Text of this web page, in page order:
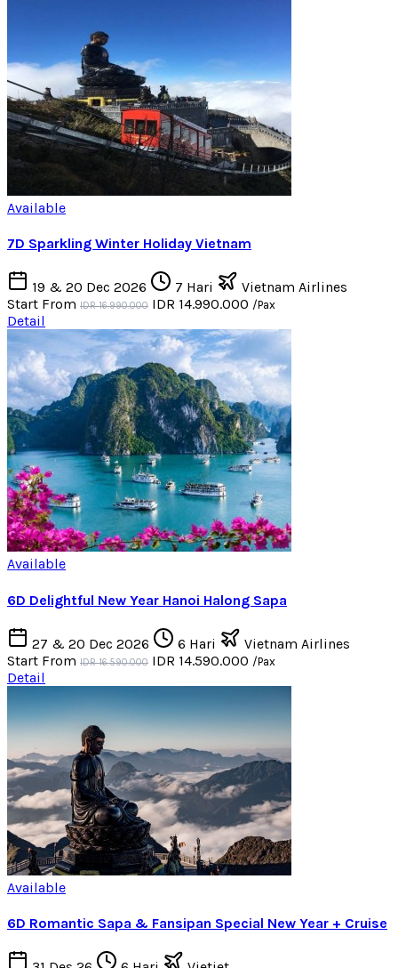
Available
7D Sparkling Winter Holiday Vietnam
19 & 20 Dec 2026 7 Hari
Vietnam Airlines
Start From IDR 16.990.000 IDR 14.990.000 /Pax
Detail
Available
6D Delightful New Year Hanoi Halong Sapa
27 & 20 Dec 2026 6 Hari
Vietnam Airlines
Start From IDR 16.590.000 IDR 14.590.000 /Pax
Detail
Available
6D Romantic Sapa & Fansipan Special New Year + Cruise